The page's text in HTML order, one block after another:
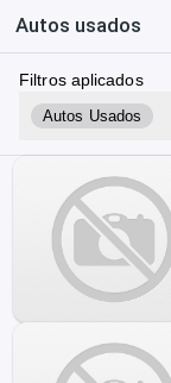
Autos usados
Filtros aplicados
Autos Usados